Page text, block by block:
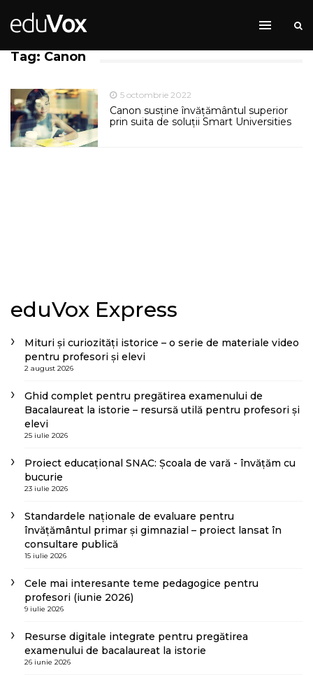
Tag: Canon
5 octombrie 2022
Canon susține învățământul superior
prin suita de soluții Smart Universities
eduVox Express
Mituri și curiozități istorice – o serie de materiale video
pentru profesori și elevi
2 august 2026
Ghid complet pentru pregătirea examenului de
Bacalaureat la istorie – resursă utilă pentru profesori și
elevi
25 iulie 2026
Proiect educațional SNAC: Școala de vară - învățăm cu
bucurie
23 iulie 2026
Standardele naționale de evaluare pentru
învățământul primar și gimnazial – proiect lansat în
consultare publică
15 iulie 2026
Cele mai interesante teme pedagogice pentru
profesori (iunie 2026)
9 iulie 2026
Resurse digitale integrate pentru pregătirea
examenului de bacalaureat la istorie
26 iunie 2026